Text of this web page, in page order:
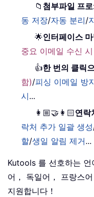
📁 첨부파일 프로
동 저장/자동 분리/
🌟인터페이스 마
중요 이메일 수신
👍한 번의 클릭
함)/피싱 이메일 방
시...
👩🏼‍🤝‍👩🏻연락
락처 추가 일괄 생성
할/생일 알림 제거...
Kutools 를 선호하는 언
어， 독일어， 프랑스
지원합니다！